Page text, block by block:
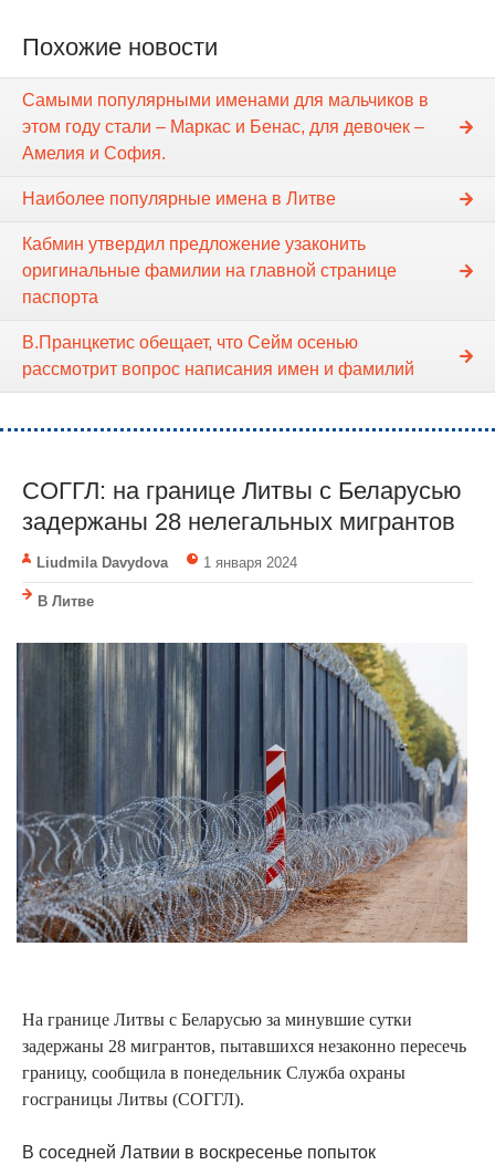
Похожие новости
Самыми популярными именами для мальчиков в
этом году стали – Маркас и Бенас, для девочек –
Амелия и София.
Наиболее популярные имена в Литве
Кабмин утвердил предложение узаконить
оригинальные фамилии на главной странице
паспорта
В.Пранцкетис обещает, что Сейм осенью
рассмотрит вопрос написания имен и фамилий
СОГГЛ: на границе Литвы с Беларусью
задержаны 28 нелегальных мигрантов
Liudmila Davydova 1 января 2024
В Литве
На границе Литвы с Беларусью за минувшие сутки
задержаны 28 мигрантов, пытавшихся незаконно пересечь
границу, сообщила в понедельник Служба охраны
госграницы Литвы (СОГГЛ).
В соседней Латвии в воскресенье попыток